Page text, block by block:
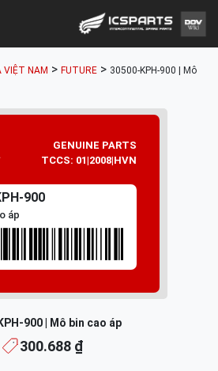
Parts Catalogue
Mã Phụ Tùng
Tài khoản
VIỆT NAM > FUTURE > 30500-KPH-900 | Mô
GENUINE PARTS
TCCS: 01|2008|HVN
900
áp
900 | Mô bin cao áp
300.688 ₫